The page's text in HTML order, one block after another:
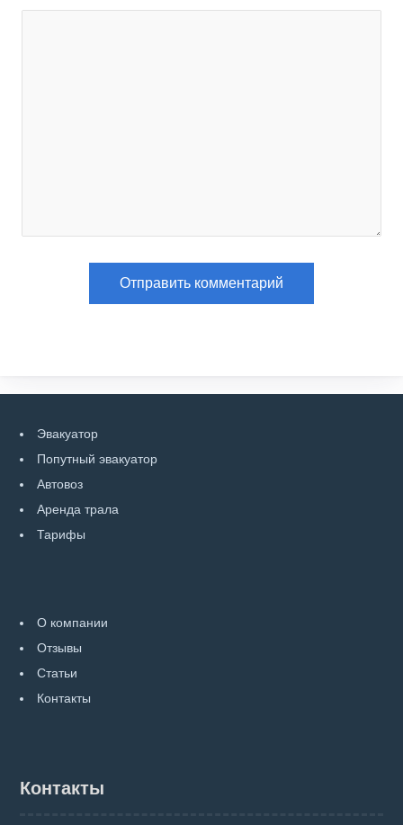
Эвакуатор
Попутный эвакуатор
Автовоз
Аренда трала
Тарифы
О компании
Отзывы
Статьи
Контакты
Контакты